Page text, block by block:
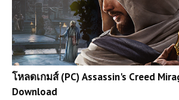
โหลดเกมส์ (PC) Assassin's Creed
Download